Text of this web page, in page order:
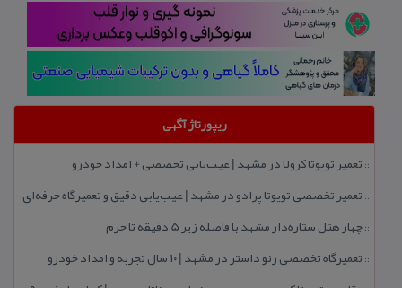
ریپورتاژ آگهی
:: تعمیر تویوتا كرولا در مشهد | عیب‌یابی تخصصی + امداد خودرو
:: تعمیر تخصصی تویوتا پرادو در مشهد | عیب‌یابی دقیق و تعمیرگاه حرفه‌ای
::چهار هتل‌ ستاره‌دار مشهد با فاصله زیر 5 دقیقه تا حرم
:: تعمیرگاه تخصصی رنو داستر در مشهد | ۱۰ سال تجربه و امداد خودرو